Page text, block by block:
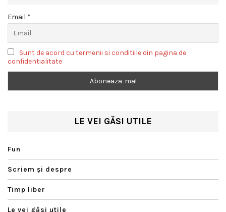
Email *
Sunt de acord cu termenii si conditiile din pagina de
confidentialitate
LE VEI GĂSI UTILE
Fun
Scriem şi despre
Timp liber
Le vei găsi utile